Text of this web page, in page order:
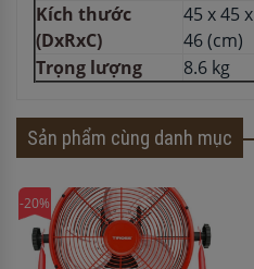
Kích thước
(DxRxC)
45 x 45 x
46 (cm)
Trọng lượng
8.6 kg
Sản phẩm cùng danh mục
-20%